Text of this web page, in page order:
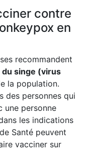
contre
en
recommandent
du singe (virus
la population.
des personnes qui
une personne
les indications
Santé peuvent
vacciner sur